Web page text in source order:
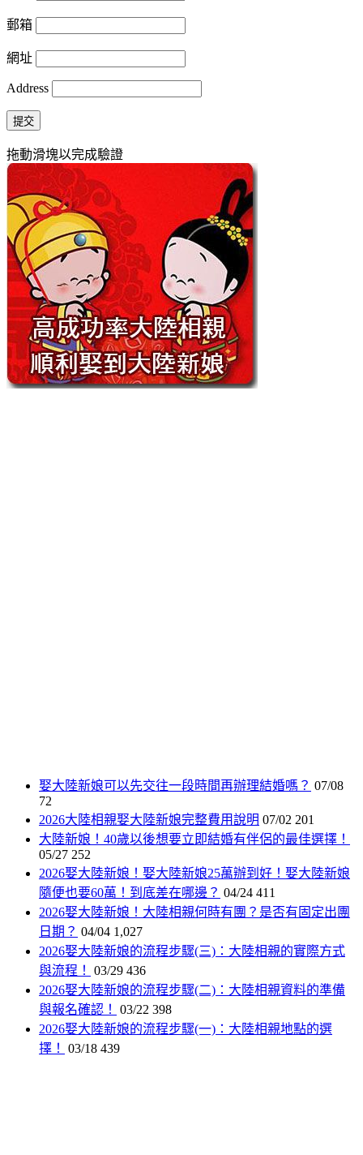
郵箱
網址
Address
提交
拖動滑塊以完成驗證
娶大陸新娘可以先交往一段時間再辦理結婚嗎？ 07/08
72
2026大陸相親娶大陸新娘完整費用說明 07/02 201
大陸新娘！40歲以後想要立即結婚有伴侶的最佳選擇！
05/27 252
2026娶大陸新娘！娶大陸新娘25萬辦到好！娶大陸新娘
隨便也要60萬！到底差在哪邊？ 04/24 411
2026娶大陸新娘！大陸相親何時有團？是否有固定出團
日期？ 04/04 1,027
2026娶大陸新娘的流程步驟(三)：大陸相親的實際方式
與流程！
03/29 436
2026娶大陸新娘的流程步驟(二)：大陸相親資料的準備
與報名確認！
03/22 398
2026娶大陸新娘的流程步驟(一)：大陸相親地點的選
擇！
03/18 439